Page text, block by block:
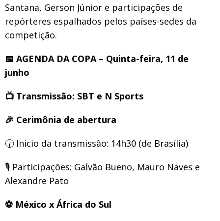
Santana, Gerson Júnior e participações de
repórteres espalhados pelos países-sedes da
competição.
📅 AGENDA DA COPA – Quinta-feira, 11 de
junho
📺 Transmissão: SBT e N Sports
🎉 Cerimônia de abertura
🕝Início da transmissão: 14h30 (de Brasília)
🎙️ Participações: Galvão Bueno, Mauro Naves e
Alexandre Pato
⚽ México x África do Sul